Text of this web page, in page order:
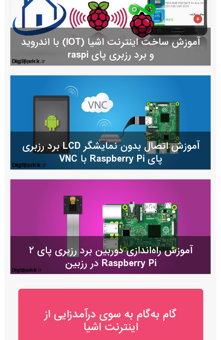
آموزش ساخت اینترنت اشیا (IOT) با اندروید
و برد رزبری پای raspi
آموزش اتصال بدون نمایشگر LCD برد رزبری
پای Raspberry Pi با VNC
آموزش راه‌اندازی دوربین برد رزبری پای ۲
Raspberry Pi در رزبین
گام به‌گام به‌ سوی درآمدزایی از
اینترنت اشیا